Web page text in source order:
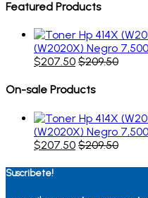
Featured Products
(W2020X) Negro
$207.50 $209.50
On-sale Products
(W2020X) Negro
$207.50 $209.50
Suscribete!